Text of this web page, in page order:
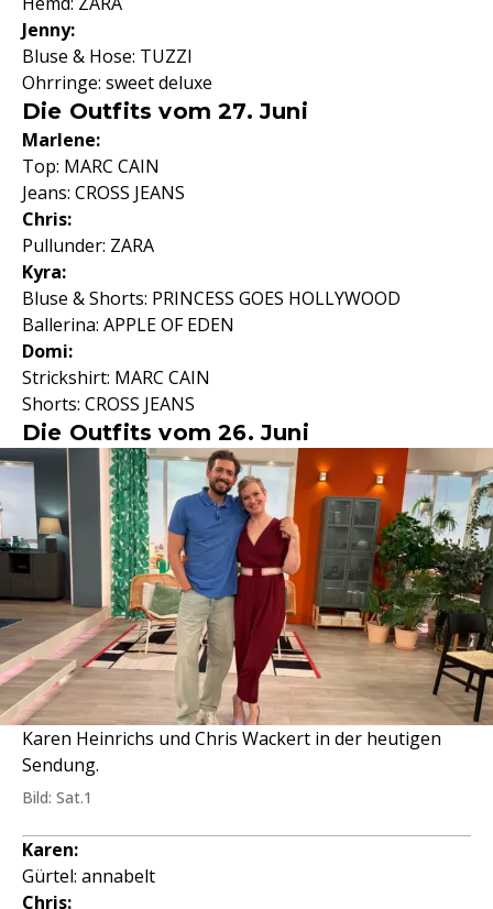
Jenny:
Bluse & Hose: TUZZI
Ohrringe: sweet deluxe
Die Outfits vom 27. Juni
Marlene:
Top: MARC CAIN
Jeans: CROSS JEANS
Chris:
Pullunder: ZARA
Kyra:
Bluse & Shorts: PRINCESS GOES HOLLYWOOD
Ballerina: APPLE OF EDEN
Domi:
Strickshirt: MARC CAIN
Shorts: CROSS JEANS
Die Outfits vom 26. Juni
Karen Heinrichs und Chris Wackert in der heutigen
Sendung.
Bild: Sat.1
Karen:
Gürtel: annabelt
Chris: